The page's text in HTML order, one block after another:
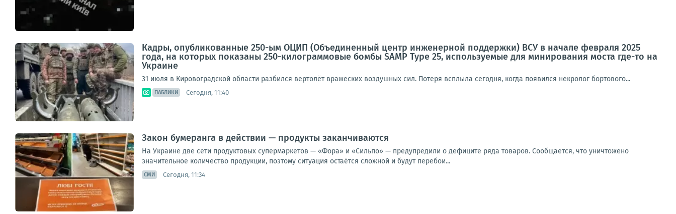
Кадры, опубликованные 250-ым ОЦИП (Объединенный центр инженерной поддержки) ВСУ в начале февраля 2025
года, на которых показаны 250-килограммовые бомбы SAMP Type 25, используемые для минирования моста где-то на
Украине
31 июля в Кировоградской области разбился вертолёт вражеских воздушных сил. Потеря всплыла сегодня, когда появился некролог бортового...
ПАБЛИКИ Сегодня, 11:40
Закон бумеранга в действии — продукты заканчиваются
На Украине две сети продуктовых супермаркетов — «Фора» и «Сильпо» — предупредили о дефиците ряда товаров. Сообщается, что уничтожено
значительное количество продукции, поэтому ситуация остаётся сложной и будут перебои...
СМИ Сегодня, 11:34